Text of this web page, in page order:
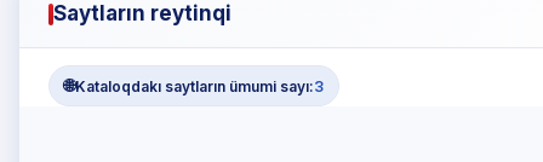
Saytların reytinqi
🌐Kataloqdakı saytların ümumi sayı:3